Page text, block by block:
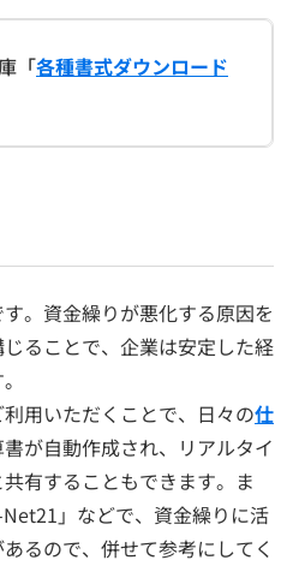
「各種書式ダウンロード
。資金繰りが悪化する原因を
ることで、企業は安定した経
利用いただくことで、日々の仕
が自動作成され、リアルタイ
有することもできます。ま
」などで、資金繰りに活
るので、併せて参考にしてく